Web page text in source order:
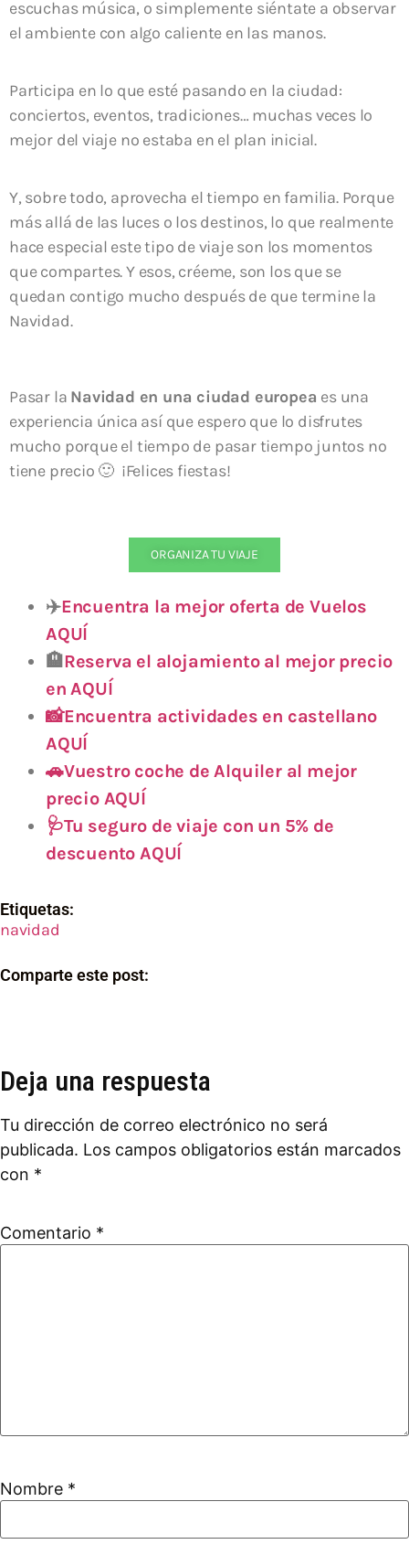
escuchas música, o simplemente siéntate a observar
el ambiente con algo caliente en las manos.
Participa en lo que esté pasando en la ciudad:
conciertos, eventos, tradiciones… muchas veces lo
mejor del viaje no estaba en el plan inicial.
Y, sobre todo, aprovecha el tiempo en familia. Porque
más allá de las luces o los destinos, lo que realmente
hace especial este tipo de viaje son los momentos
que compartes. Y esos, créeme, son los que se
quedan contigo mucho después de que termine la
Navidad.
Pasar la Navidad en una ciudad europea es una
experiencia única así que espero que lo disfrutes
mucho porque el tiempo de pasar tiempo juntos no
tiene precio 🙂 ¡Felices fiestas!
ORGANIZA TU VIAJE
✈️Encuentra la mejor oferta de Vuelos
AQUÍ
🏨Reserva el alojamiento al mejor precio
en AQUÍ
📸Encuentra actividades en castellano
AQUÍ
🚗Vuestro coche de Alquiler al mejor
precio AQUÍ
🩺Tu seguro de viaje con un 5% de
descuento AQUÍ
Etiquetas:
navidad
Comparte este post:
Deja una respuesta
Tu dirección de correo electrónico no será
publicada. Los campos obligatorios están marcados
con *
Comentario *
Nombre *